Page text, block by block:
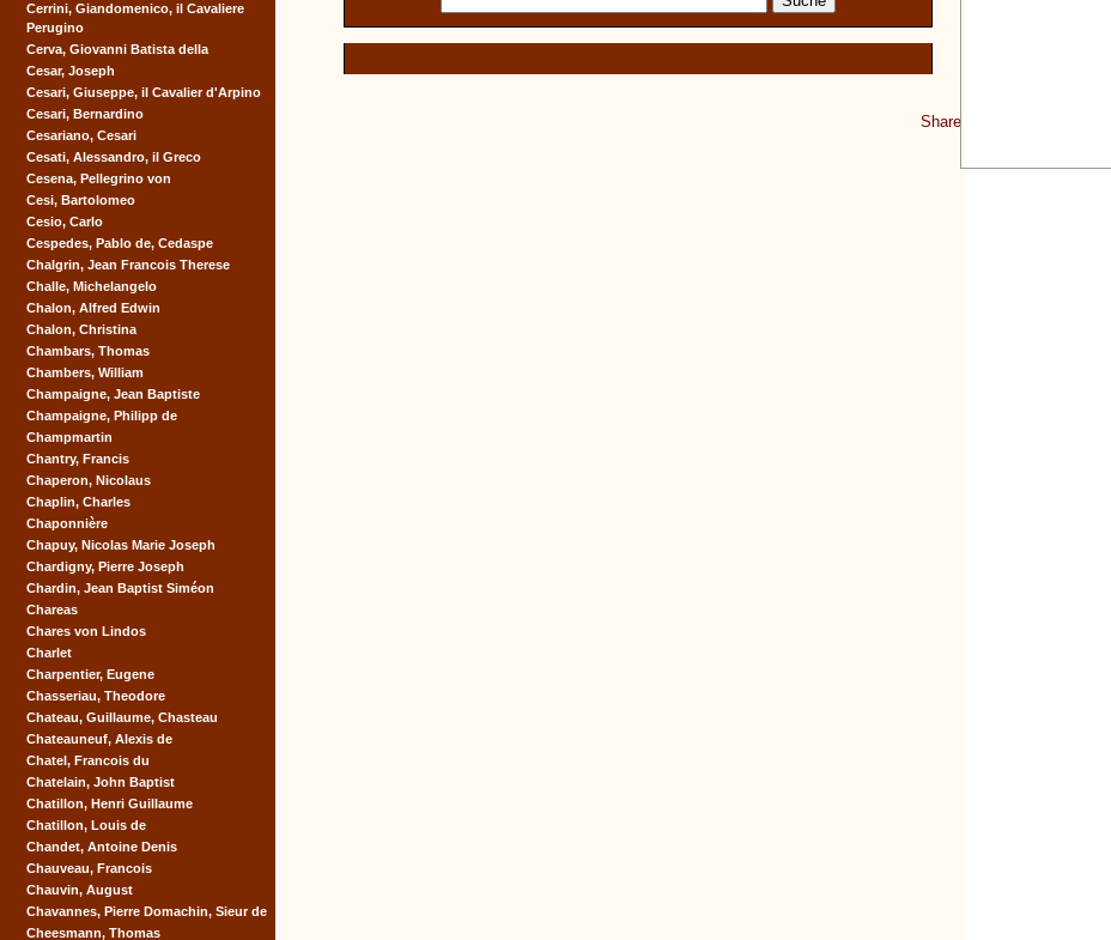
Share
Cerrini, Giandomenico, il Cavaliere
Perugino
Cerva, Giovanni Batista della
Cesar, Joseph
Cesari, Giuseppe, il Cavalier d'Arpino
Cesari, Bernardino
Cesariano, Cesari
Cesati, Alessandro, il Greco
Cesena, Pellegrino von
Cesi, Bartolomeo
Cesio, Carlo
Cespedes, Pablo de, Cedaspe
Chalgrin, Jean Francois Therese
Challe, Michelangelo
Chalon, Alfred Edwin
Chalon, Christina
Chambars, Thomas
Chambers, William
Champaigne, Jean Baptiste
Champaigne, Philipp de
Champmartin
Chantry, Francis
Chaperon, Nicolaus
Chaplin, Charles
Chaponnière
Chapuy, Nicolas Marie Joseph
Chardigny, Pierre Joseph
Chardin, Jean Baptist Siméon
Chareas
Chares von Lindos
Charlet
Charpentier, Eugene
Chasseriau, Theodore
Chateau, Guillaume, Chasteau
Chateauneuf, Alexis de
Chatel, Francois du
Chatelain, John Baptist
Chatillon, Henri Guillaume
Chatillon, Louis de
Chandet, Antoine Denis
Chauveau, Francois
Chauvin, August
Chavannes, Pierre Domachin, Sieur de
Cheesmann, Thomas